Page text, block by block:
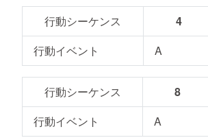
行動シーケンス 4
行動イベント
A
行動シーケンス 8
行動イベント
A